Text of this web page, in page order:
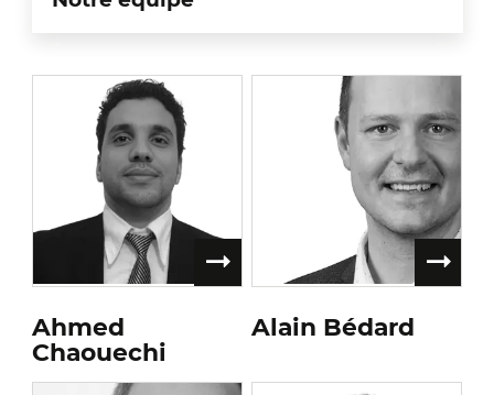
Ahmed
Chaouechi
Alain Bédard